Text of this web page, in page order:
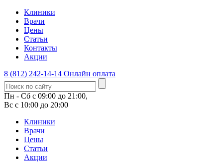
Клиники
Врачи
Цены
Статьи
Контакты
Акции
8 (812) 242-14-14 Онлайн оплата
Пн - Сб с 09:00 до 21:00,
Вс с 10:00 до 20:00
Клиники
Врачи
Цены
Статьи
Акции